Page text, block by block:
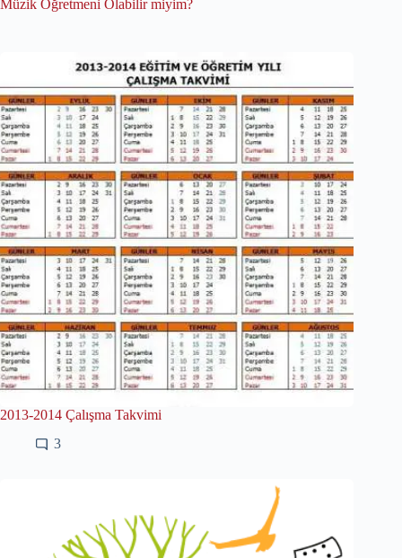
Müzik Öğretmeni Olabilir miyim?
2013-2014 Çalışma Takvimi
3